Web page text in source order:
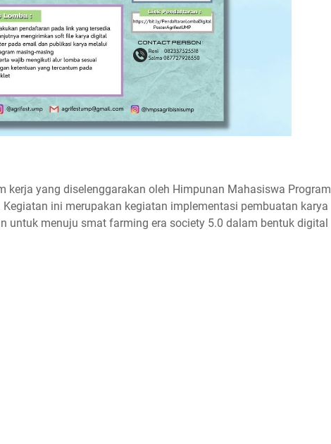
Agrifest 2023
kerja yang diselenggarakan oleh Himpunan Mahasiswa Program
ini merupakan kegiatan implementasi pembuatan karya
untuk menuju smat farming era society 5.0 dalam bentuk digital